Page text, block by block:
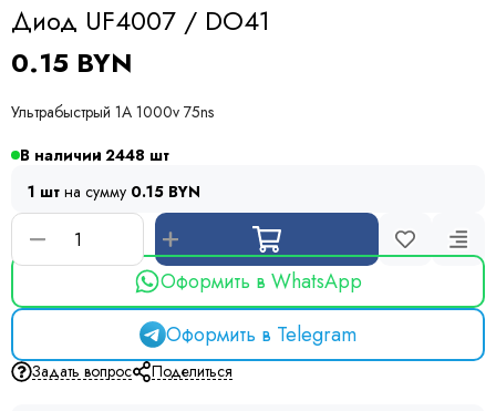
Диоды
Оптопары
Тиристоры и симисторы
Модули
Конденсаторы
Резисторы
Предохранители
Кварцевые резонаторы
Дроссели
Фоточувствительные элементы
Устройства защиты
Диод UF4007 / DO41
0.15 BYN
Ультрабыстрый 1A 1000v 75ns
В наличии 2448
1 шт на сумму 0.15 BYN
Оформить в WhatsApp
Оформить в Telegram
Задать вопрос Поделиться